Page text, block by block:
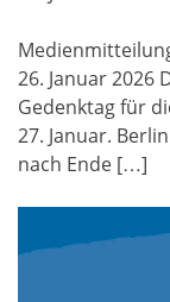
26. Januar 2026
Gedenktag für
27. Januar.
nach Ende […]